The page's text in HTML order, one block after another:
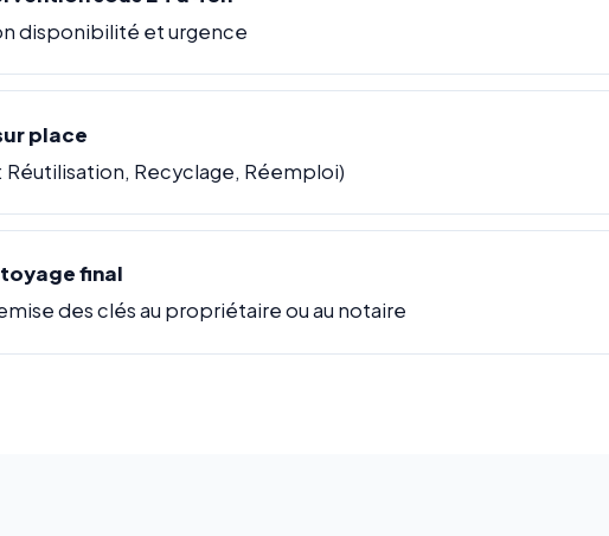
disponibilité et urgence
place
Réutilisation, Recyclage, Réemploi)
final
des clés au propriétaire ou au notaire